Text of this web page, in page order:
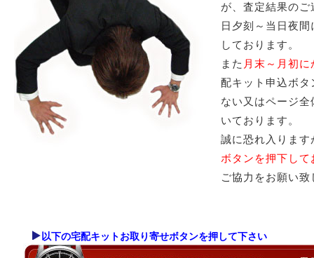
が、査定結果の
日夕刻～当日夜
しております。
また 月末～月初
配キット申込ボ
ない又はページ
いております。
誠に恐れ入ります
ボタンを押下し
ご協力をお願い致
以下の宅配キットお取り寄せボタンを押して下さい